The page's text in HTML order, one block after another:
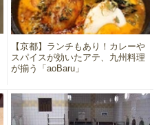
【京都】ランチもあり！カレーや
スパイスが効いたアテ、九州料理
が揃う「aoBaru」